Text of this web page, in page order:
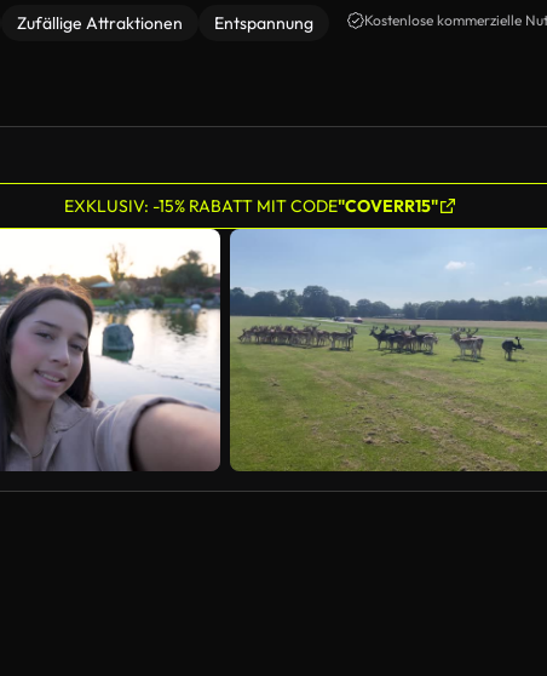
Zufällige Attraktionen
Entspannung
Kostenlose kommerzielle
EXKLUSIV: -15% RABATT MIT CODE"COVERR15"